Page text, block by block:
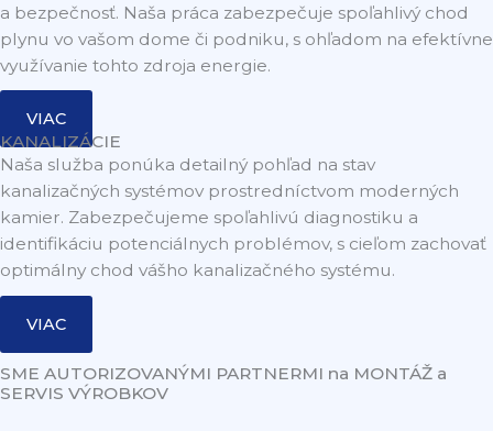
a bezpečnosť. Naša práca zabezpečuje spoľahlivý chod
plynu vo vašom dome či podniku, s ohľadom na efektívne
využívanie tohto zdroja energie.
VIAC
KANALIZÁCIE
Naša služba ponúka detailný pohľad na stav
kanalizačných systémov prostredníctvom moderných
kamier. Zabezpečujeme spoľahlivú diagnostiku a
identifikáciu potenciálnych problémov, s cieľom zachovať
optimálny chod vášho kanalizačného systému.
VIAC
SME AUTORIZOVANÝMI PARTNERMI na MONTÁŽ a
SERVIS VÝROBKOV